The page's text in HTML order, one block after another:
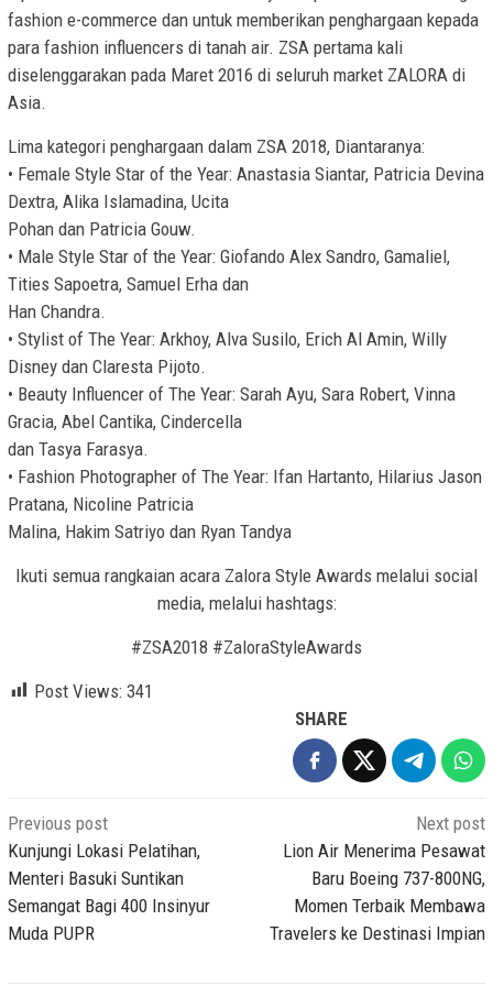
fashion e-commerce dan untuk memberikan penghargaan kepada
para fashion influencers di tanah air. ZSA pertama kali
diselenggarakan pada Maret 2016 di seluruh market ZALORA di
Asia.
Lima kategori penghargaan dalam ZSA 2018, Diantaranya:
• Female Style Star of the Year: Anastasia Siantar, Patricia Devina
Dextra, Alika Islamadina, Ucita
Pohan dan Patricia Gouw.
• Male Style Star of the Year: Giofando Alex Sandro, Gamaliel,
Tities Sapoetra, Samuel Erha dan
Han Chandra.
• Stylist of The Year: Arkhoy, Alva Susilo, Erich Al Amin, Willy
Disney dan Claresta Pijoto.
• Beauty Influencer of The Year: Sarah Ayu, Sara Robert, Vinna
Gracia, Abel Cantika, Cindercella
dan Tasya Farasya.
• Fashion Photographer of The Year: Ifan Hartanto, Hilarius Jason
Pratana, Nicoline Patricia
Malina, Hakim Satriyo dan Ryan Tandya
Ikuti semua rangkaian acara Zalora Style Awards melalui social
media, melalui hashtags:
#ZSA2018 #ZaloraStyleAwards
Post Views: 341
SHARE
Post
navigation
Previous post
Kunjungi Lokasi Pelatihan,
Menteri Basuki Suntikan
Semangat Bagi 400 Insinyur
Muda PUPR
Next post
Lion Air Menerima Pesawat
Baru Boeing 737-800NG,
Momen Terbaik Membawa
Travelers ke Destinasi Impian